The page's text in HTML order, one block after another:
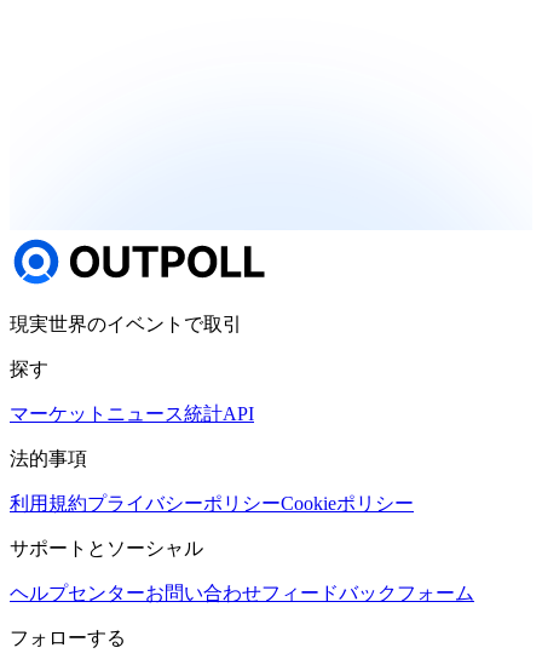
現実世界のイベントで取引
探す
マーケット ニュース統計API
法的事項
利用規約プライバシーポリシーCookieポリシー
サポートとソーシャル
ヘルプセンターお問い合わせフィードバックフォーム
フォローする